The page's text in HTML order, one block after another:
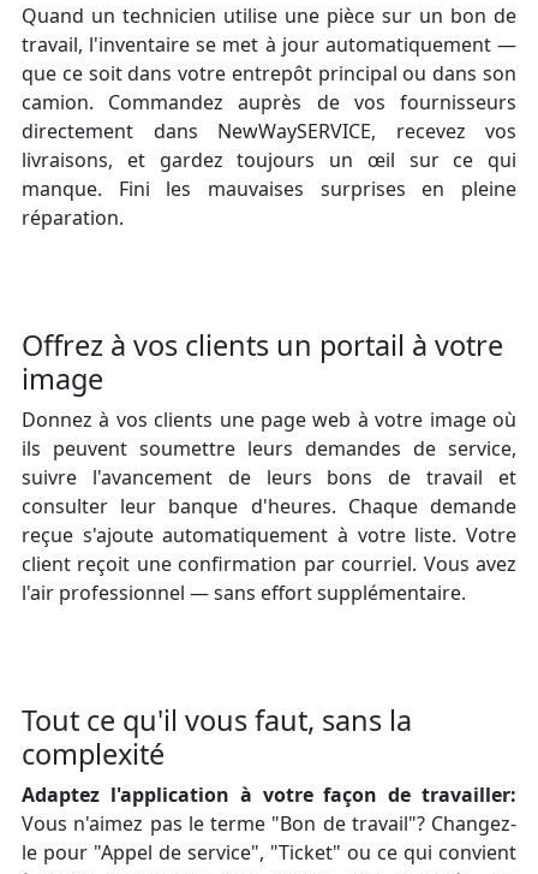
Quand un technicien utilise une pièce sur un bon de
travail, l'inventaire se met à jour automatiquement —
que ce soit dans votre entrepôt principal ou dans son
camion. Commandez auprès de vos fournisseurs
directement dans NewWaySERVICE, recevez vos
livraisons, et gardez toujours un œil sur ce qui
manque. Fini les mauvaises surprises en pleine
réparation.
Offrez à vos clients un portail à votre
image
Donnez à vos clients une page web à votre image où
ils peuvent soumettre leurs demandes de service,
suivre l'avancement de leurs bons de travail et
consulter leur banque d'heures. Chaque demande
reçue s'ajoute automatiquement à votre liste. Votre
client reçoit une confirmation par courriel. Vous avez
l'air professionnel — sans effort supplémentaire.
Tout ce qu'il vous faut, sans la
complexité
Adaptez l'application à votre façon de travailler:
Vous n'aimez pas le terme "Bon de travail"? Changez-
le pour "Appel de service", "Ticket" ou ce qui convient